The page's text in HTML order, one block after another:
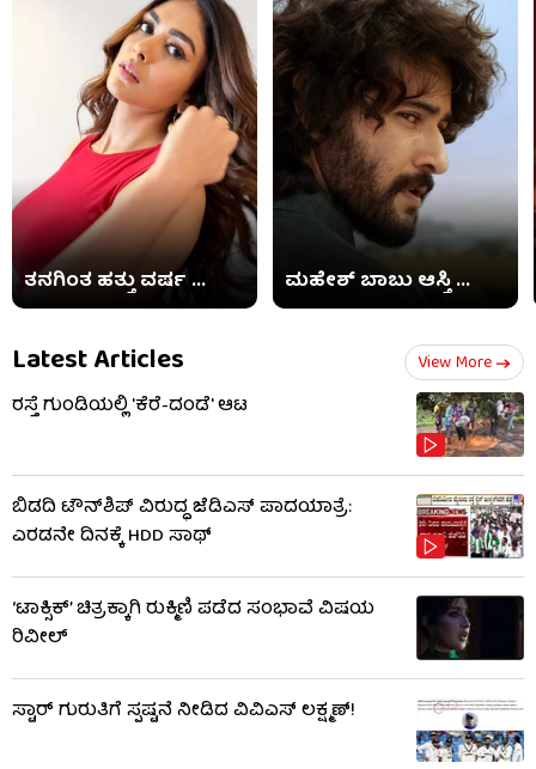
ತನಗಿಂತ ಹತ್ತು ವರ್ಷ ... ಮಹೇಶ್ ಬಾಬು ಆಸ್ತಿ ...
Latest Articles View More
ರಸ್ತೆ ಗುಂಡಿಯಲ್ಲಿ 'ಕೆರೆ-ದಂಡೆ' ಆಟ
ಬಿಡದಿ ಟೌನ್‌ಶಿಪ್ ವಿರುದ್ಧ ಜೆಡಿಎಸ್ ಪಾದಯಾತ್ರೆ:
ಎರಡನೇ ದಿನಕ್ಕೆ HDD ಸಾಥ್
‘ಟಾಕ್ಸಿಕ್’ ಚಿತ್ರಕ್ಕಾಗಿ ರುಕ್ಮಿಣಿ ಪಡೆದ ಸಂಭಾವೆ ವಿಷಯ
ರಿವೀಲ್
ಸ್ಟಾರ್ ಗುರುತಿಗೆ ಸ್ಪಷ್ಟನೆ ನೀಡಿದ ವಿವಿಎಸ್ ಲಕ್ಷ್ಮಣ್!